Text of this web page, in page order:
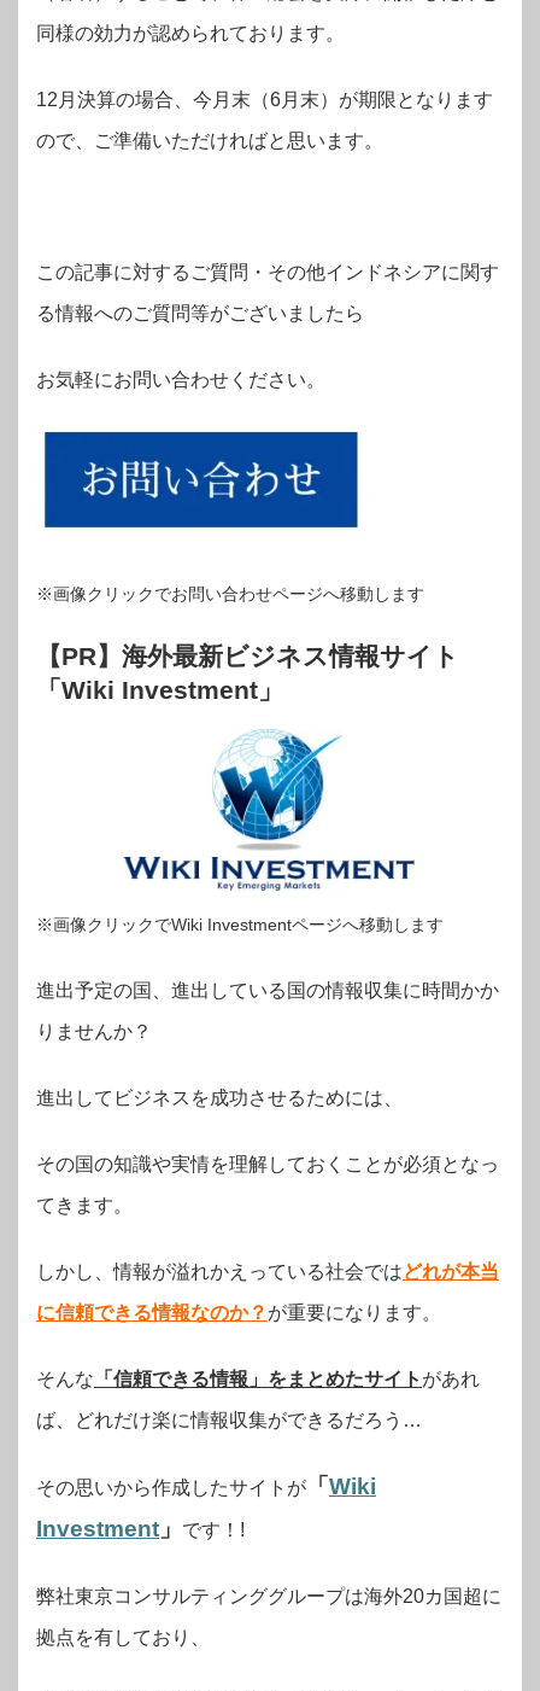
同様の効力が認められております。
12月決算の場合、今月末（6月末）が期限となります
ので、ご準備いただければと思います。
この記事に対するご質問・その他インドネシアに関す
る情報へのご質問等がございましたら
お気軽にお問い合わせください。
※画像クリックでお問い合わせページへ移動します
【PR】海外最新ビジネス情報サイト
「Wiki Investment」
※画像クリックでWiki Investmentページへ移動します
進出予定の国、進出している国の情報収集に時間かか
りませんか？
進出してビジネスを成功させるためには、
その国の知識や実情を理解しておくことが必須となっ
てきます。
しかし、情報が溢れかえっている社会ではどれが本当
に信頼できる情報なのか？ が重要になります。
そんな 「信頼できる情報」をまとめたサイト があれ
ば、どれだけ楽に情報収集ができるだろう…
その思いから作成したサイトが 「Wiki
Investment 」 です！!
弊社東京コンサルティンググループは海外20カ国超に
拠点を有しており、